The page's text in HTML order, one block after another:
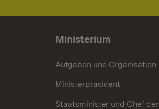
Ministerium
Aufgaben und Organisation
Ministerpräsident
Staatsminister und Chef der